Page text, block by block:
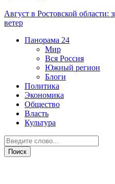
Август в Ростовской
ветер
Панорама 24
Мир
Вся Россия
Южный регион
Блоги
Политика
Экономика
Общество
Власть
Культура